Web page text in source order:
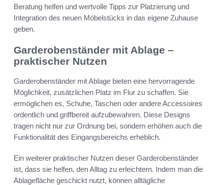
Beratung helfen und wertvolle Tipps zur Platzierung und
Integration des neuen Möbelstücks in das eigene Zuhause
geben.
Garderobenständer mit Ablage –
praktischer Nutzen
Garderobenständer mit Ablage bieten eine hervorragende
Möglichkeit, zusätzlichen Platz im Flur zu schaffen. Sie
ermöglichen es, Schuhe, Taschen oder andere Accessoires
ordentlich und griffbereit aufzubewahren. Diese Designs
tragen nicht nur zur Ordnung bei, sondern erhöhen auch die
Funktionalität des Eingangsbereichs erheblich.
Ein weiterer praktischer Nutzen dieser Garderobenständer
ist, dass sie helfen, den Alltag zu erleichtern. Indem man die
Ablagefläche geschickt nutzt, können alltägliche